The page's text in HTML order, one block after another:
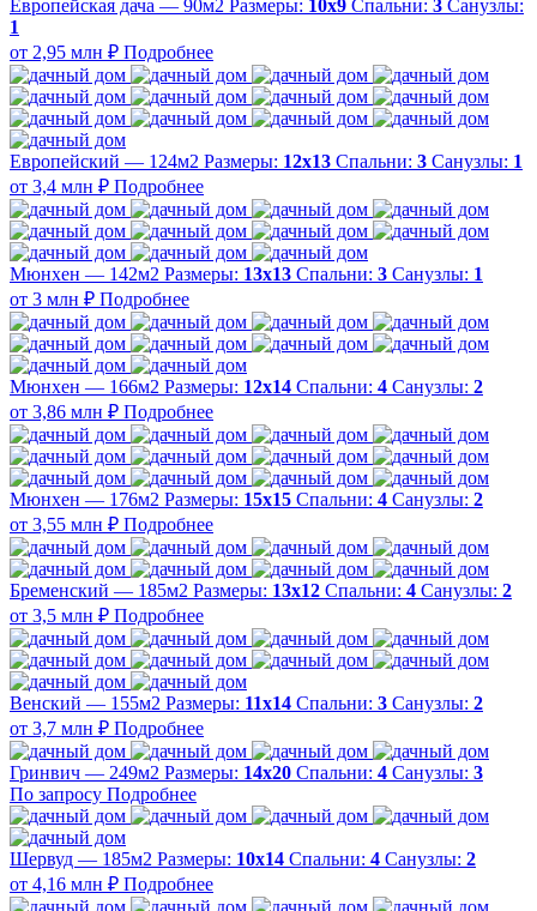
Европейская дача — 90м2 Размеры: 10х9 Спальни: 3 Санузлы:
1
от 2,95 млн ₽ Подробнее
Европейский — 124м2 Размеры: 12х13 Спальни: 3 Санузлы: 1
от 3,4 млн ₽ Подробнее
Мюнхен — 142м2 Размеры: 13х13 Спальни: 3 Санузлы: 1
от 3 млн ₽ Подробнее
Мюнхен — 166м2 Размеры: 12х14 Спальни: 4 Санузлы: 2
от 3,86 млн ₽ Подробнее
Мюнхен — 176м2 Размеры: 15х15 Спальни: 4 Санузлы: 2
от 3,55 млн ₽ Подробнее
Бременский — 185м2 Размеры: 13х12 Спальни: 4 Санузлы: 2
от 3,5 млн ₽ Подробнее
Венский — 155м2 Размеры: 11х14 Спальни: 3 Санузлы: 2
от 3,7 млн ₽ Подробнее
Гринвич — 249м2 Размеры: 14х20 Спальни: 4 Санузлы: 3
По запросу Подробнее
Шервуд — 185м2 Размеры: 10х14 Спальни: 4 Санузлы: 2
от 4,16 млн ₽ Подробнее